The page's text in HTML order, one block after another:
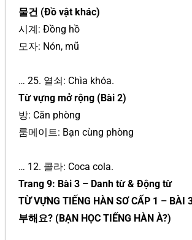
물건 (Đồ vật khác)
시계: Đồng hồ
모자: Nón, mũ
… 25. 열쇠: Chìa khóa.
Từ vựng mở rộng (Bài 2)
방: Căn phòng
룸메이트: Bạn cùng phòng
… 12. 콜라: Coca cola.
Trang 9: Bài 3 – Danh từ & Động từ
TỪ VỰNG TIẾNG HÀN SƠ CẤP 1 – BÀI
부해요? (BẠN HỌC TIẾNG HÀN À?)